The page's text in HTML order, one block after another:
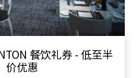
餐饮礼券 - 低至半
价优惠